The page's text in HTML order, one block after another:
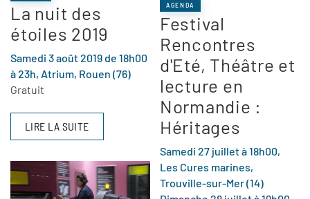
La nuit des
étoiles 2019
Samedi 3 août 2019 de 18h00
à 23h, Atrium, Rouen (76)
Gratuit
LIRE LA SUITE
AGENDA
Festival
Rencontres
d'Eté, Théâtre et
lecture en
Normandie :
Héritages
Samedi 27 juillet à 18h00,
Les Cures marines,
Trouville-sur-Mer (14)